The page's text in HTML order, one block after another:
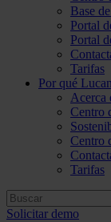
Base
Portal
Portal
Tarifas
Por qué
Acerca
Centro
Centro
Tarifas
Solicitar demo